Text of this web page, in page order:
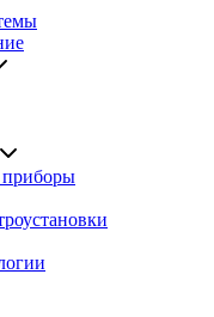
приборы